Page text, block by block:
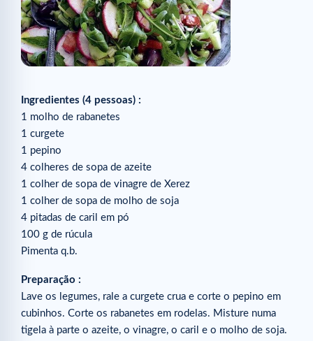
Ingredientes (4 pessoas) :
1 molho de rabanetes
1 curgete
1 pepino
4 colheres de sopa de azeite
1 colher de sopa de vinagre de Xerez
1 colher de sopa de molho de soja
4 pitadas de caril em pó
100 g de rúcula
Pimenta q.b.
Preparação :
Lave os legumes, rale a curgete crua e corte o pepino em
cubinhos. Corte os rabanetes em rodelas. Misture numa
tigela à parte o azeite, o vinagre, o caril e o molho de soja.